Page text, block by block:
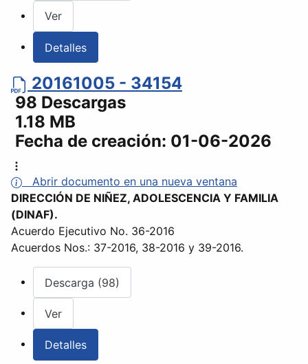
Ver
Detalles
20161005 - 34154
98 Descargas
1.18 MB
Fecha de creación: 01-06-2026
Abrir documento en una nueva ventana
DIRECCIÓN DE NIÑEZ, ADOLESCENCIA Y FAMILIA
(DINAF).
Acuerdo Ejecutivo No. 36-2016
Acuerdos Nos.: 37-2016, 38-2016 y 39-2016.
Descarga (98)
Ver
Detalles